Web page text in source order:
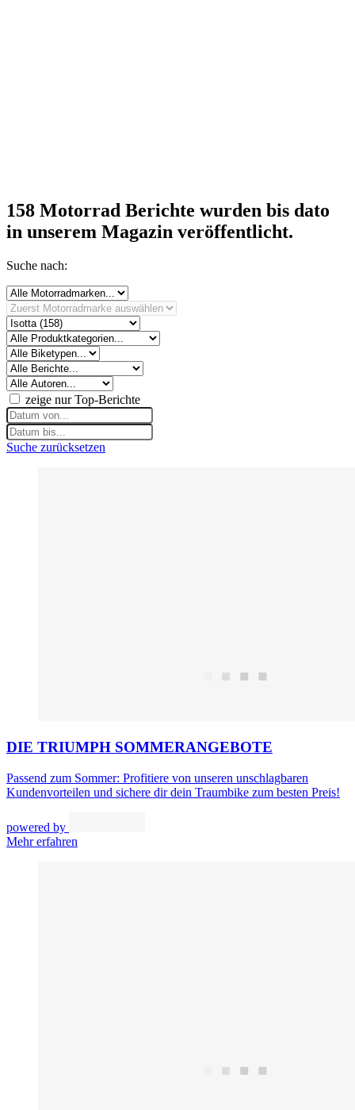
158 Motorrad Berichte wurden bis dato
in unserem Magazin veröffentlicht.
Suche nach:
zeige nur Top-Berichte
Suche zurücksetzen
DIE TRIUMPH SOMMERANGEBOTE
Passend zum Sommer: Profitiere von unseren unschlagbaren
Kundenvorteilen und sichere dir dein Traumbike zum besten Preis!
powered by
Mehr erfahren